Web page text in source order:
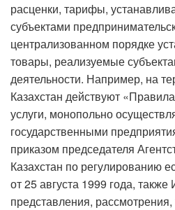
расценки, тарифы,
субъектами
централизованном порядке
товары, реализуемые
деятельности. Например, на
Казахстан действуют
услуги, монопольно
государственными
приказом председателя
Казахстан по регулированию
от 25 августа 1999 года,
представления,